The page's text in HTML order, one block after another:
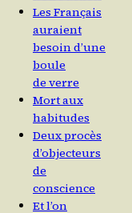
Les Français
auraient
besoin d’une
boule
de verre
Mort aux
habitudes
Deux procès
d’objecteurs
de
conscience
Et l’on